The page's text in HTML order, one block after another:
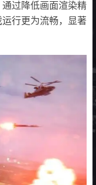
过降低画面渲染精
行更为流畅，显著